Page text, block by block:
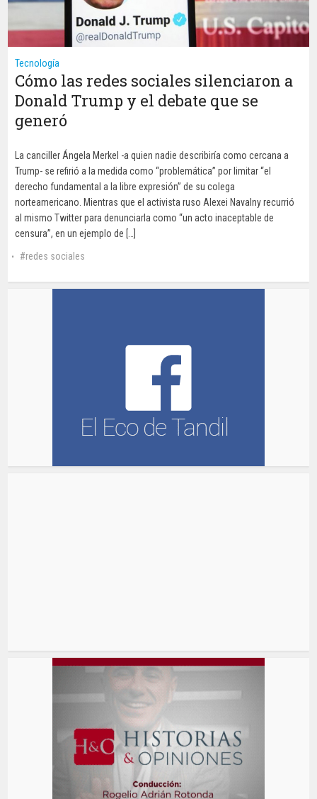
Tecnología
Cómo las redes sociales silenciaron a
Donald Trump y el debate que se
generó
La canciller Ángela Merkel -a quien nadie describiría como cercana a
Trump- se refirió a la medida como “problemática” por limitar “el
derecho fundamental a la libre expresión” de su colega
norteamericano. Mientras que el activista ruso Alexei Navalny recurrió
al mismo Twitter para denunciarla como “un acto inaceptable de
censura”, en un ejemplo de […]
redes sociales